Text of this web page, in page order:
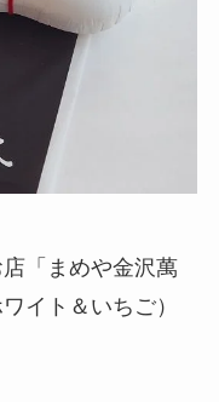
「まめや金沢萬
イト＆いちご）